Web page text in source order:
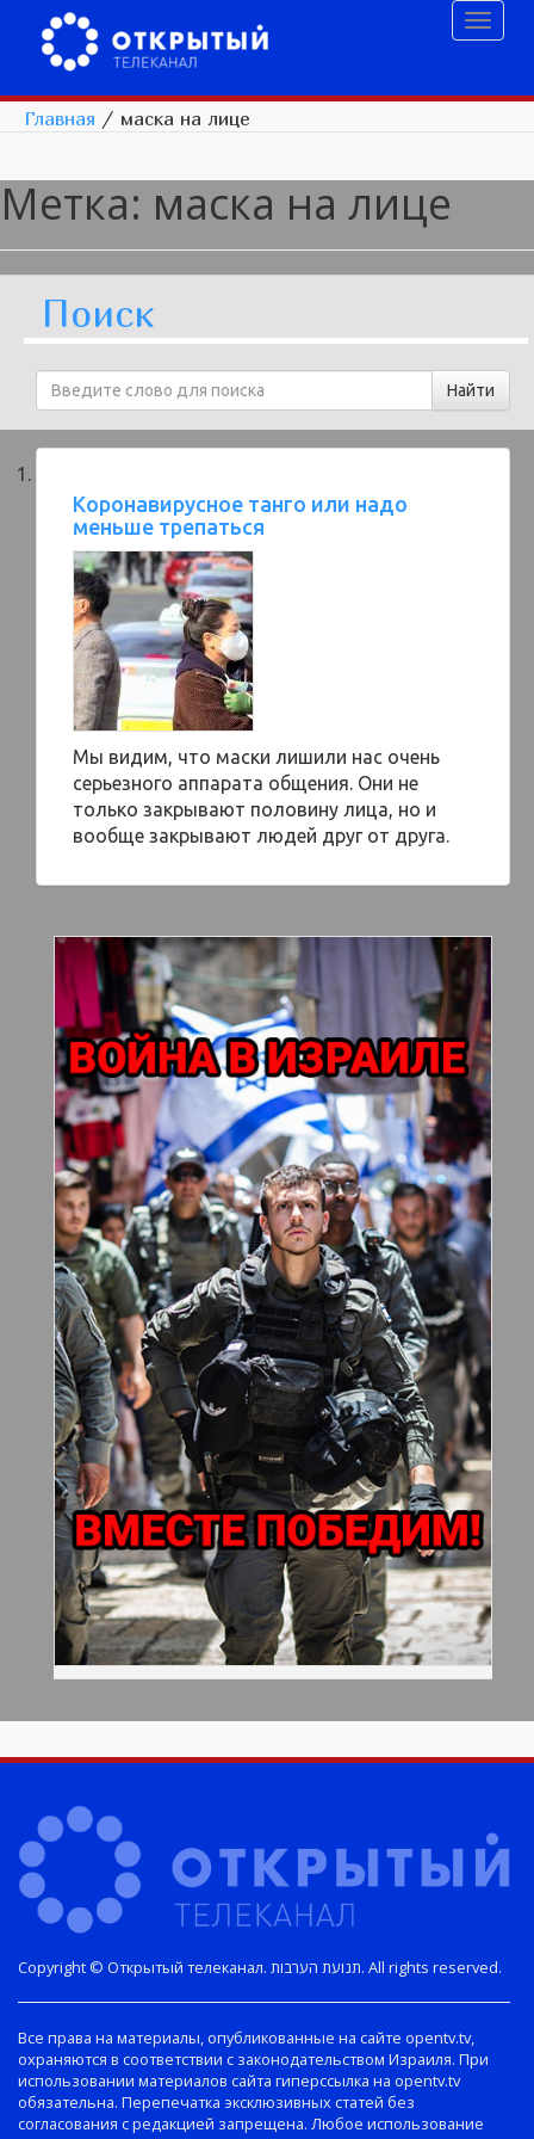
Главная / маска на лице
Метка: маска на лице
Поиск
Коронавирусное танго или надо
меньше трепаться
Мы видим, что маски лишили нас очень
серьезного аппарата общения. Они не
только закрывают половину лица, но и
вообще закрывают людей друг от друга.
Copyright © Открытый телеканал. תנועת הערבות. All rights reserved.
Все права на материалы, опубликованные на сайте opentv.tv,
охраняются в соответствии с законодательством Израиля. При
использовании материалов сайта гиперссылка на opentv.tv
обязательна. Перепечатка эксклюзивных статей без
согласования с редакцией запрещена. Любое использование